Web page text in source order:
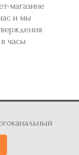
магазине
и мы
часы